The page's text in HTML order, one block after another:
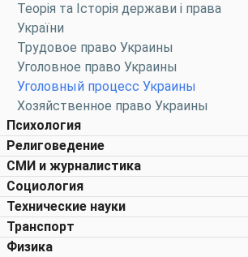
Теорія та Історія держави і права
України
Трудовое право Украины
Уголовное право Украины
Уголовный процесс Украины
Хозяйственное право Украины
Психология
Религоведение
СМИ и журналистика
Социология
Технические науки
Транспорт
Физика